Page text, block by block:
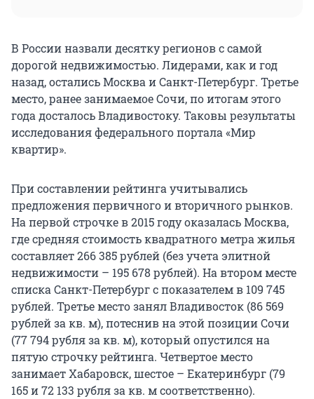
В России назвали десятку регионов с самой
дорогой недвижимостью. Лидерами, как и год
назад, остались Москва и Санкт-Петербург. Третье
место, ранее занимаемое Сочи, по итогам этого
года досталось Владивостоку. Таковы результаты
исследования федерального портала «Мир
квартир».
При составлении рейтинга учитывались
предложения первичного и вторичного рынков.
На первой строчке в 2015 году оказалась Москва,
где средняя стоимость квадратного метра жилья
составляет 266 385 рублей (без учета элитной
недвижимости – 195 678 рублей). На втором месте
списка Санкт-Петербург с показателем в 109 745
рублей. Третье место занял Владивосток (86 569
рублей за кв. м), потеснив на этой позиции Сочи
(77 794 рубля за кв. м), который опустился на
пятую строчку рейтинга. Четвертое место
занимает Хабаровск, шестое – Екатеринбург (79
165 и 72 133 рубля за кв. м соответственно).